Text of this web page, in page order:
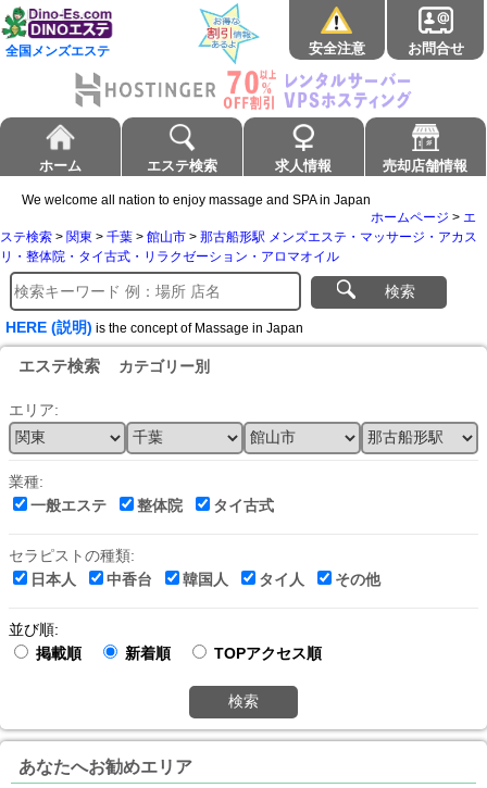
全国メンズエステ 安全注意 お問合せ
ホーム エステ検索 求人情報 売却店舗情報
We welcome all nation to enjoy massage and SPA in Japan
ホームページ > エ
ステ検索 > 関東 > 千葉 > 館山市 > 那古船形駅 メンズエステ・マッサージ・アカス
リ・整体院・タイ古式・リラクゼーション・アロマオイル
検索
HERE (説明) is the concept of Massage in Japan
エステ検索 カテゴリー別
エリア:
業種:
一般エステ
整体院 タイ古式
セラピストの種類:
日本人
中香台 韓国人 タイ人 その他
並び順:
掲載順
新着順 TOPアクセス順
検索
あなたへお勧めエリア